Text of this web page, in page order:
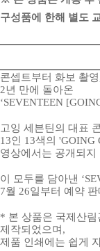
구성품에 한해 별도
콘셉트부터 화보 촬
2년 만에 돌아온
‘SEVENTEEN
고잉 세븐틴의 대표
13인 13색의 'GOING
영상에서는 공개되
이 모두를 담아낸
7월 26일부터 예약
* 본 상품은 국제산림
제작되었으며,
제품 인쇄에는 쉽게